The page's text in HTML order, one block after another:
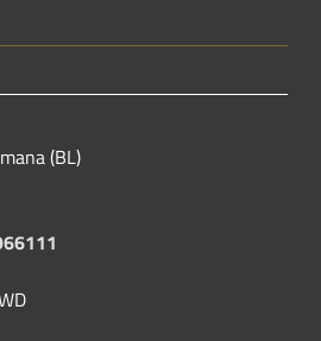
(BL)